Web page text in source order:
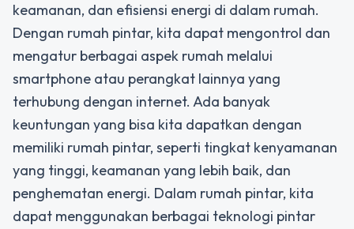
keamanan, dan efisiensi energi di dalam rumah.
Dengan rumah pintar, kita dapat mengontrol dan
mengatur berbagai aspek rumah melalui
smartphone atau perangkat lainnya yang
terhubung dengan internet. Ada banyak
keuntungan yang bisa kita dapatkan dengan
memiliki rumah pintar, seperti tingkat kenyamanan
yang tinggi, keamanan yang lebih baik, dan
penghematan energi. Dalam rumah pintar, kita
dapat menggunakan berbagai teknologi pintar